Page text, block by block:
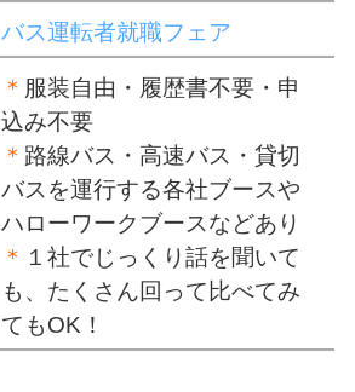
バス運転者就職フェア
＊ 服装自由・履歴書不要・申
込み不要
＊ 路線バス・高速バス・貸切
バスを運行する各社ブースや
ハローワークブースなどあり
＊ １社でじっくり話を聞いて
も、たくさん回って比べてみ
てもOK！